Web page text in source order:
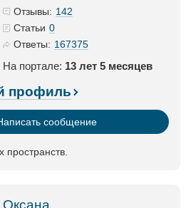
Отзывы: 142
Статьи 0
Ответы: 167375
На портале: 13 лет 5 месяцев
профиль
сообщение
пространств.
Оксана